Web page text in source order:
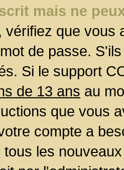
mais ne
vérifiez que
de passe.
Si le support
de 13 ans au
que vous
compte a
tous les